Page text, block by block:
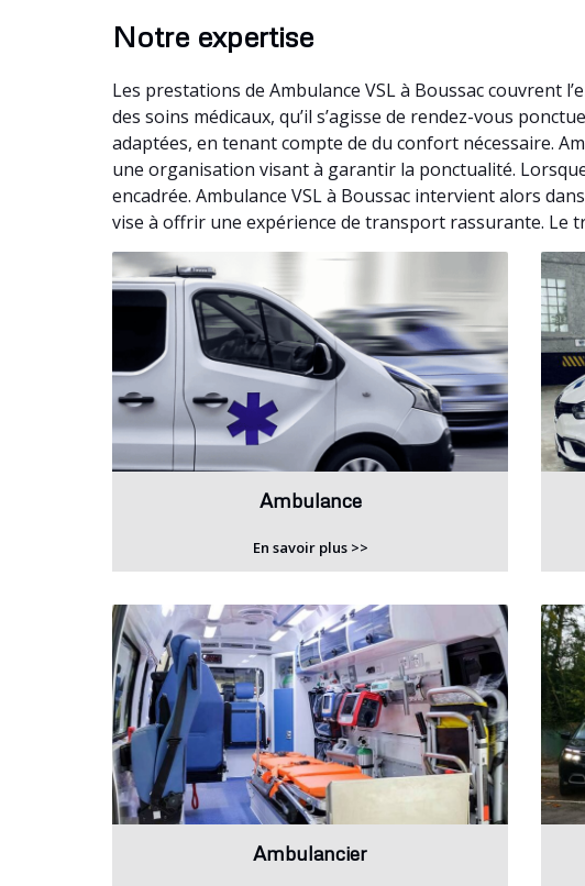
Notre expertise
Les prestations de Ambulance VSL à Boussac couvrent
des soins médicaux, qu’il s’agisse de rendez-vous
adaptées, en tenant compte de du confort nécessaire.
une organisation visant à garantir la ponctualité.
encadrée. Ambulance VSL à Boussac intervient alors
vise à offrir une expérience de transport rassurante. Le
Ambulance
En savoir plus >>
Ambulancier